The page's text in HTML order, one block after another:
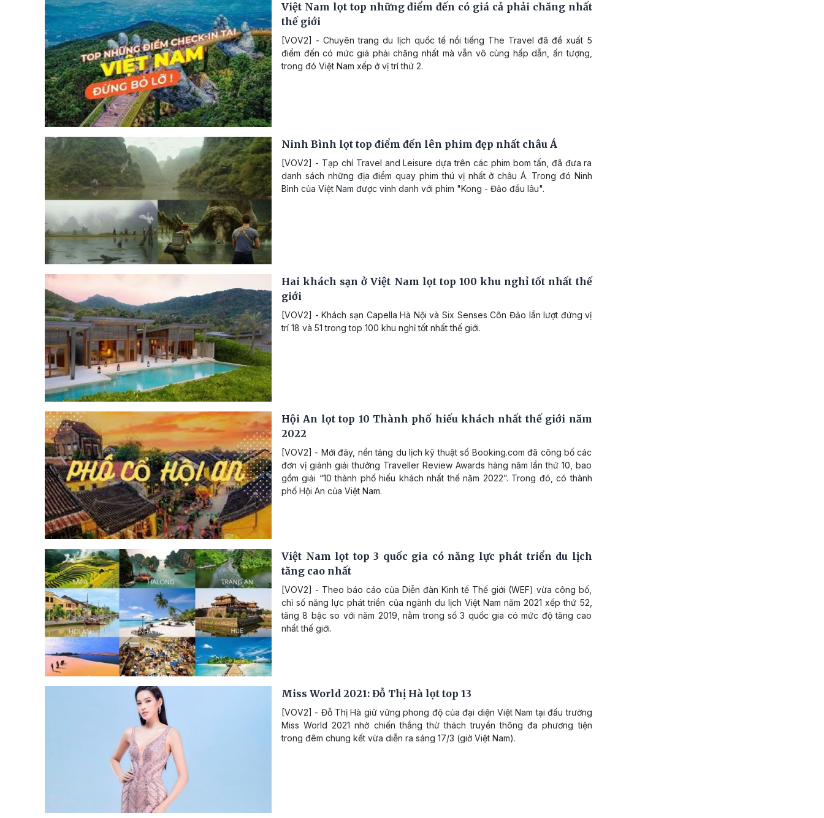
Việt Nam lọt top những điểm đến có giá cả phải chăng nhất
thế giới
[VOV2] - Chuyên trang du lịch quốc tế nổi tiếng The Travel đã đề xuất 5
điểm đến có mức giá phải chăng nhất mà vẫn vô cùng hấp dẫn, ấn tượng,
trong đó Việt Nam xếp ở vị trí thứ 2.
Ninh Bình lọt top điểm đến lên phim đẹp nhất châu Á
[VOV2] - Tạp chí Travel and Leisure dựa trên các phim bom tấn, đã đưa ra
danh sách những địa điểm quay phim thú vị nhất ở châu Á. Trong đó Ninh
Bình của Việt Nam được vinh danh với phim "Kong - Đảo đầu lâu".
Hai khách sạn ở Việt Nam lọt top 100 khu nghỉ tốt nhất thế
giới
[VOV2] - Khách sạn Capella Hà Nội và Six Senses Côn Đảo lần lượt đứng vị
trí 18 và 51 trong top 100 khu nghỉ tốt nhất thế giới.
Hội An lọt top 10 Thành phố hiếu khách nhất thế giới năm
2022
[VOV2] - Mới đây, nền tảng du lịch kỹ thuật số Booking.com đã công bố các
đơn vị giành giải thưởng Traveller Review Awards hàng năm lần thứ 10, bao
gồm giải “10 thành phố hiếu khách nhất thế năm 2022”. Trong đó, có thành
phố Hội An của Việt Nam.
Việt Nam lọt top 3 quốc gia có năng lực phát triển du lịch
tăng cao nhất
[VOV2] - Theo báo cáo của Diễn đàn Kinh tế Thế giới (WEF) vừa công bố,
chỉ số năng lực phát triển của ngành du lịch Việt Nam năm 2021 xếp thứ 52,
tăng 8 bậc so với năm 2019, nằm trong số 3 quốc gia có mức độ tăng cao
nhất thế giới.
Miss World 2021: Đỗ Thị Hà lọt top 13
[VOV2] - Đỗ Thị Hà giữ vững phong độ của đại diện Việt Nam tại đấu trường
Miss World 2021 nhờ chiến thắng thử thách truyền thông đa phương tiện
trong đêm chung kết vừa diễn ra sáng 17/3 (giờ Việt Nam).